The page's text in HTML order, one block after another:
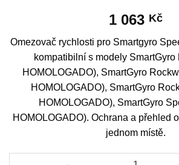
1 063 Kč
Omezovač rychlosti pro Smartgyro
kompatibilní s modely SmartGyro
HOMOLOGADO), SmartGyro
HOMOLOGADO), SmartGyro
HOMOLOGADO), SmartGyro
HOMOLOGADO). Ochrana a přehled
jednom místě.
Omezovač rychlosti pro Smartgyro